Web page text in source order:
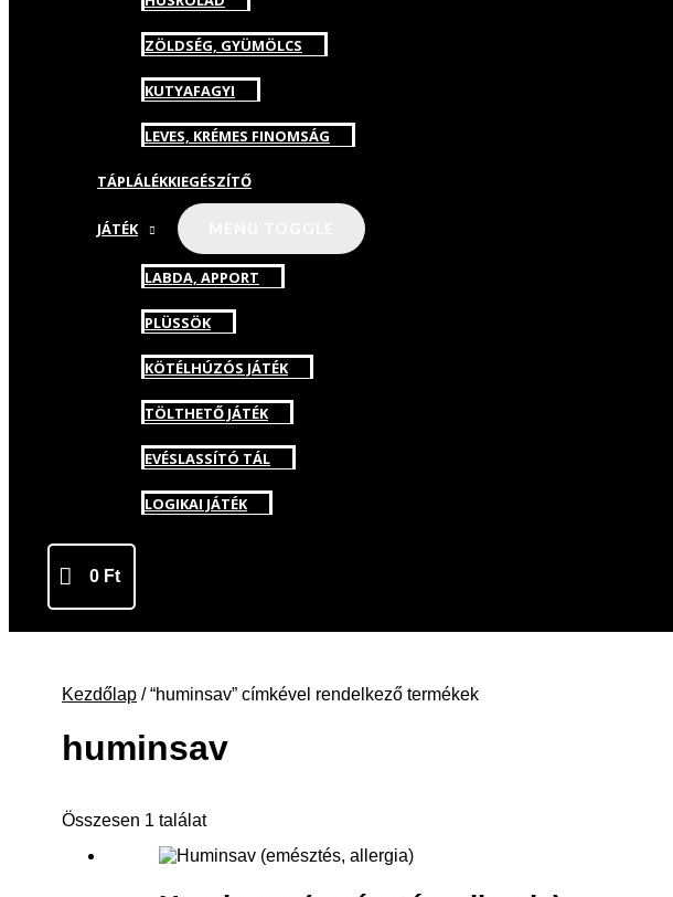
ZÖLDSÉG, GYÜMÖLCS
KUTYAFAGYI
LEVES, KRÉMES FINOMSÁG
TÁPLÁLÉKKIEGÉSZÍTŐ
JÁTÉK
LABDA, APPORT
PLÜSSÖK
KÖTÉLHÚZÓS JÁTÉK
TÖLTHETŐ JÁTÉK
EVÉSLASSÍTÓ TÁL
LOGIKAI JÁTÉK
0 Ft
Kezdőlap / “huminsav” címkével rendelkező termékek
huminsav
Összesen 1 találat